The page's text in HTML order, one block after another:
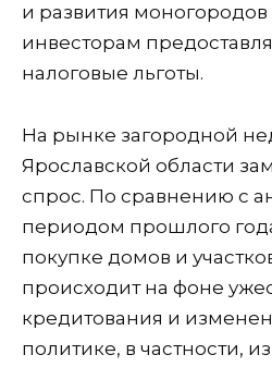
и развития
инвесторам
налоговые льготы.
На рынке загородной
Ярославской области
спрос. По сравнению с
периодом прошлого
покупке домов и
происходит на фоне
кредитования и
политике, в частности,